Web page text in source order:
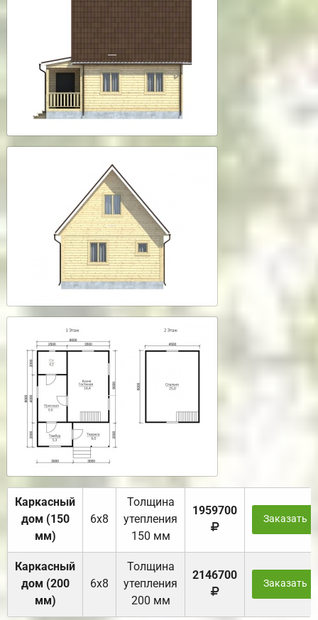
Каркасный
дом (150
мм)
6х8
Толщина
утепления
150 мм
1959700
Заказать
Каркасный
дом (200
мм)
6х8
Толщина
утепления
200 мм
2146700
Заказать